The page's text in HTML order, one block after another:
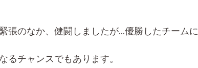
張のなか、健闘しましたが...優勝したチームに
るチャンスでもあります。